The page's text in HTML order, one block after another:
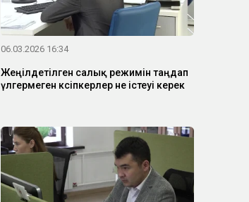
06.03.2026 16:34
Жеңілдетілген салық режимін таңдап
үлгермеген кәсіпкерлер не істеуі керек